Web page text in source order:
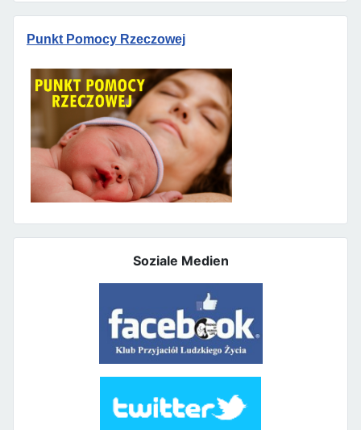
Punkt Pomocy Rzeczowej
Soziale Medien